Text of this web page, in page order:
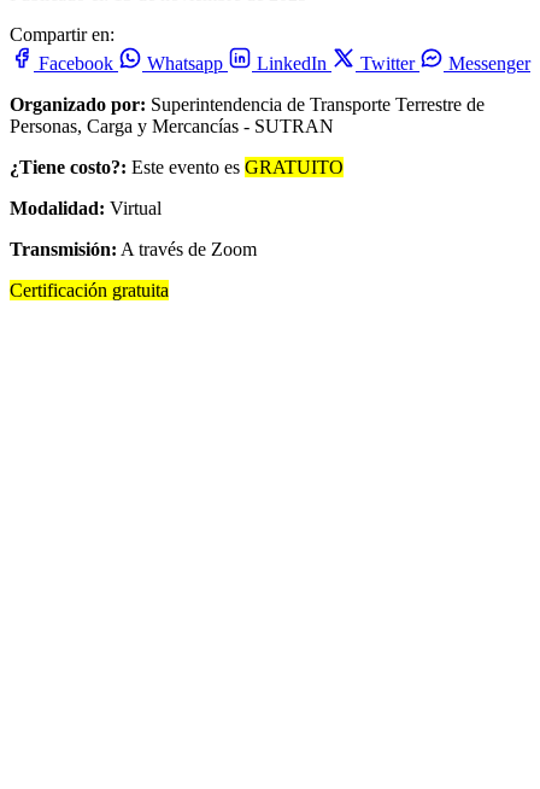
Compartir en:
Facebook
Whatsapp LinkedIn Twitter
Messenger
Organizado por: Superintendencia de Transporte Terrestre de
Personas, Carga y Mercancías - SUTRAN
¿Tiene costo?: Este evento es GRATUITO
Modalidad: Virtual
Transmisión: A través de Zoom
Certificación gratuita